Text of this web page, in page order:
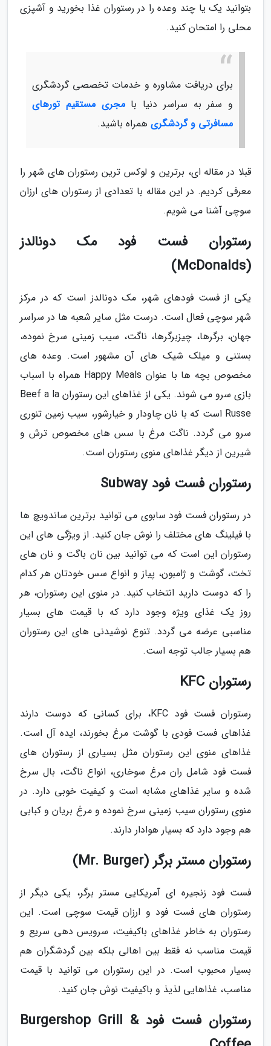
بتوانید یک یا چند وعده را در رستوران غذا بخورید و آشپزی
محلی را امتحان کنید.
برای دریافت مشاوره و خدمات تخصصی گردشگری
و سفر به سراسر دنیا بامجری مستقیم تورهای
مسافرتی و گردشگری همراه باشید.
قبلا در مقاله ای، برترین و لوکس ترین رستوران های شهر را
معرفی کردیم. در این مقاله با تعدادی از رستوران های ارزان
سوچی آشنا می شویم.
رستوران فست فود مک دونالدز
(McDonalds)
یکی از فست فودهای شهر، مک دونالدز است که در مرکز
شهر سوچی فعال است. درست مثل سایر شعبه ها در سراسر
جهان، برگرها، چیزبرگرها، ناگت، سیب زمینی سرخ نموده،
بستنی و میلک شیک های آن مشهور است. وعده های
مخصوص بچه ها با عنوان Happy Meals همراه با اسباب
بازی سرو می شوند. یکی از غذاهای این رستوران Beef a la
Russe است که با نان چاودار و خیارشور، سیب زمین تنوری
سرو می گردد. ناگت مرغ با سس های مخصوص ترش و
شیرین از دیگر غذاهای منوی رستوران است.
رستوران فست فود Subway
در رستوران فست فود سابوی می توانید برترین ساندویچ ها
با فیلینگ های مختلف را نوش جان کنید. از ویژگی های این
رستوران این است که می توانید بین نان باگت و نان های
تخت، گوشت و ژامبون، پیاز و انواع سس خودتان هر کدام
را که دوست دارید انتخاب کنید. در منوی این رستوران، هر
روز یک غذای ویژه وجود دارد که با قیمت های بسیار
مناسبی عرضه می گردد. تنوع نوشیدنی های این رستوران
هم بسیار جالب توجه است.
رستوران KFC
رستوران فست فود KFC، برای کسانی که دوست دارند
غذاهای فست فودی با گوشت مرغ بخورند، ایده آل است.
غذاهای منوی این رستوران مثل بسیاری از رستوران های
فست فود شامل ران مرغ سوخاری، انواع ناگت، بال سرخ
شده و سایر غذاهای مشابه است و کیفیت خوبی دارد. در
منوی رستوران سیب زمینی سرخ نموده و مرغ بریان و کبابی
هم وجود دارد که بسیار هوادار دارند.
رستوران مستر برگر (Mr. Burger)
فست فود زنجیره ای آمریکایی مستر برگر، یکی دیگر از
رستوران های فست فود و ارزان قیمت سوچی است. این
رستوران به خاطر غذاهای باکیفیت، سرویس دهی سریع و
قیمت مناسب نه فقط بین اهالی بلکه بین گردشگران هم
بسیار محبوب است. در این رستوران می توانید با قیمت
مناسب، غذاهایی لذیذ و باکیفیت نوش جان کنید.
رستوران فست فود Burgershop Grill &